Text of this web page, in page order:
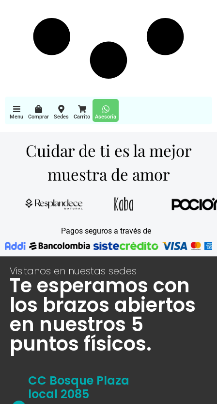
Menu Comprar Sedes Carrito Asesoría
Cuidar de ti es la mejor
muestra de amor
Pagos seguros a través de
Visitanos en nuestas sedes
Te esperamos con
los brazos abiertos
en nuestros 5
puntos físicos.
CC Bosque Plaza
local 2085